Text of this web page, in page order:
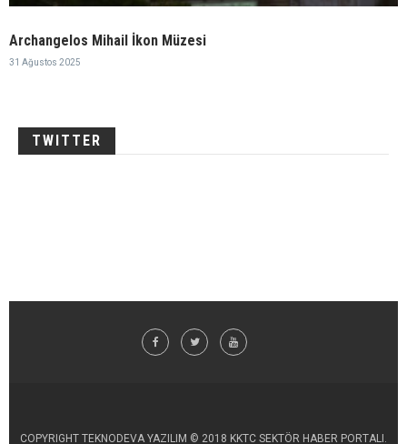
Archangelos Mihail İkon Müzesi
31 Ağustos 2025
TWITTER
COPYRIGHT TEKNODEVA YAZILIM © 2018 KKTC SEKTÖR HABER PORTALI.